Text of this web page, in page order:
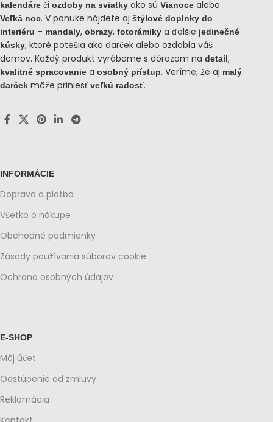
kalendáre či ozdoby na sviatky ako sú Vianoce alebo
Veľká noc. V ponuke nájdete aj štýlové doplnky do
interiéru – mandaly, obrazy, fotorámiky a ďalšie jedinečné
kúsky, ktoré potešia ako darček alebo ozdobia váš
domov. Každý produkt vyrábame s dôrazom na detail,
kvalitné spracovanie a osobný prístup. Veríme, že aj malý
darček môže priniesťveľkú radosť.
INFORMÁCIE
Doprava a platba
Všetko o nákupe
Obchodné podmienky
Zásady používania súborov cookie
Ochrana osobných údajov
E-SHOP
Môj účet
Odstúpenie od zmluvy
Reklamácia